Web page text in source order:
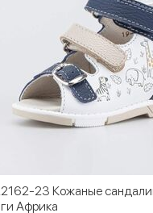
23 Кожаные
Африка